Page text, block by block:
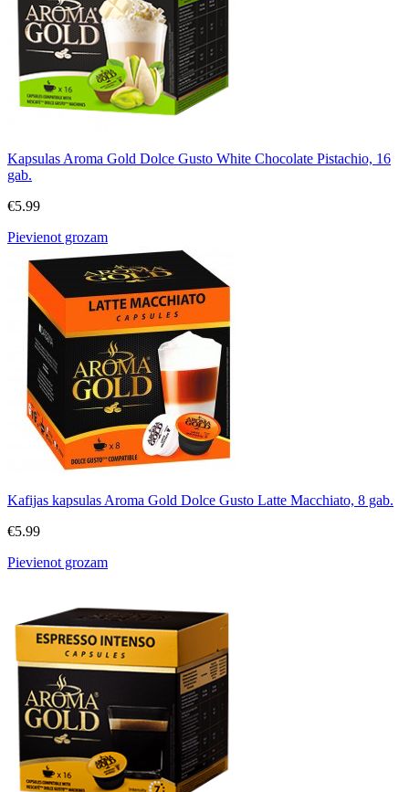
Kapsulas Aroma Gold Dolce Gusto White Chocolate Pistachio, 16
gab.
€5.99
Pievienot grozam
Kafijas kapsulas Aroma Gold Dolce Gusto Latte Macchiato, 8 gab.
€5.99
Pievienot grozam